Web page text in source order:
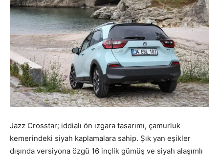
Jazz Crosstar; iddialı ön ızgara tasarımı, çamurluk
kemerindeki siyah kaplamalara sahip. Şık yan eşikler
dışında versiyona özgü 16 inçlik gümüş ve siyah alaşımlı